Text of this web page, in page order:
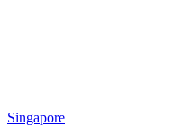
Singapore